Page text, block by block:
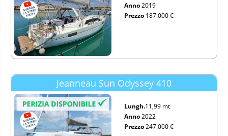
Anno2019
Prezzo 187.000 €
Jeanneau Sun Odyssey 410
Lungh.11,99 mt
Anno2022
Prezzo247.000 €